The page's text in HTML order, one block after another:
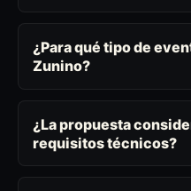
¿Para qué tipo de
Zunino?
¿La propuesta
requisitos técnicos?